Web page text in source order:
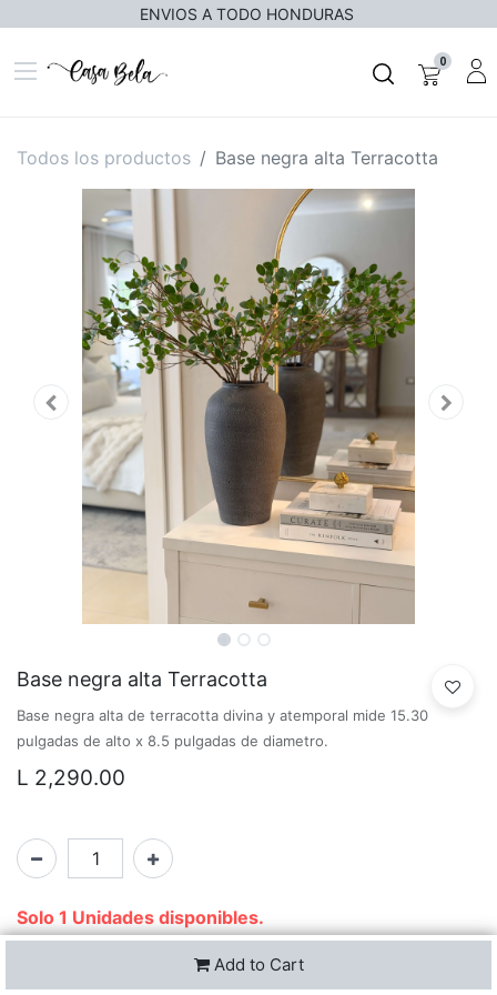
ENVIOS A TODO HONDURAS
0
Todos los productos Base negra alta Terracotta
Base negra alta Terracotta
Base negra alta de terracotta divina y atemporal mide 15.30
pulgadas de alto x 8.5 pulgadas de diametro.
L 2,290.00
Add to Cart
Solo 1 Unidades disponibles.